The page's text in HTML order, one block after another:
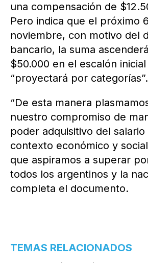
una compensación de
Pero indica que el próximo
noviembre, con motivo del
bancario, la suma
$50.000 en el escalón
“proyectará por categorías”.
“De esta manera
nuestro compromiso de
poder adquisitivo del salario
contexto económico y
que aspiramos a superar
todos los argentinos y la
completa el documento.
TEMAS RELACIONADOS